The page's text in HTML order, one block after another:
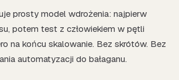
prosty model wdrożenia: najpierw
potem test z człowiekiem w pętli
na końcu skalowanie. Bez skrótów. Bez
automatyzacji do bałaganu.